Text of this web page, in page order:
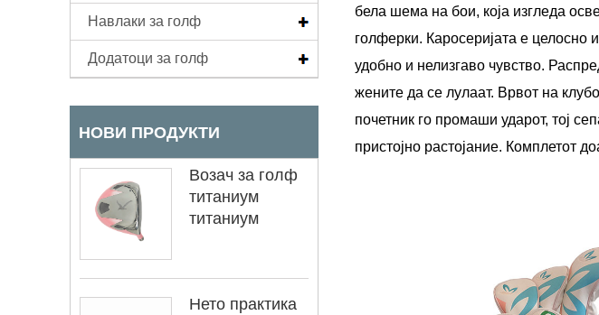
Навлаки за голф
Додатоци за голф
НОВИ ПРОДУКТИ
Возач за голф
титаниум
титаниум
Нето практика
бела шема на бои, која изгледа
голферки. Каросеријата е целосно
удобно и нелизгаво чувство.
жените да се лулаат. Врвот на
почетник го промаши ударот, тој
пристојно растојание. Комплетот